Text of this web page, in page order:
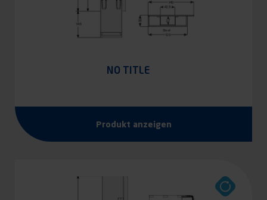
NO TITLE
Produkt anzeigen